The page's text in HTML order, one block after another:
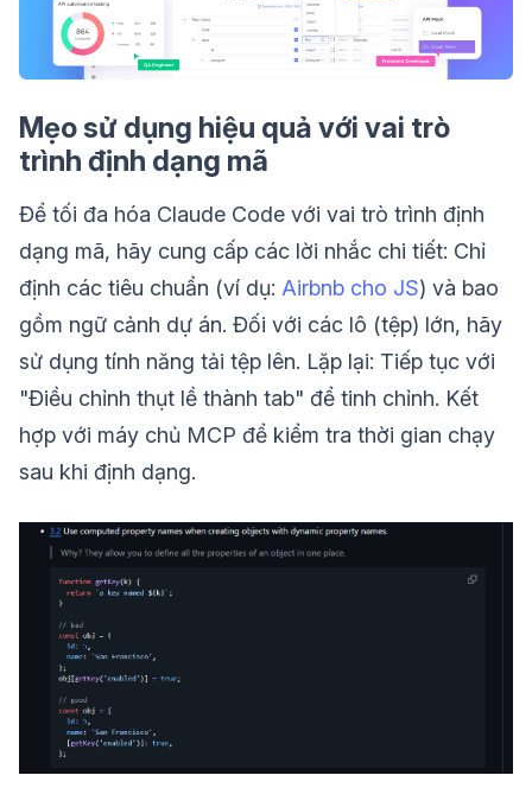
Mẹo sử dụng hiệu quả với vai trò
trình định dạng mã
Để tối đa hóa Claude Code với vai trò trình định
dạng mã, hãy cung cấp các lời nhắc chi tiết: Chỉ
định các tiêu chuẩn (ví dụ: Airbnb cho JS) và bao
gồm ngữ cảnh dự án. Đối với các lô (tệp) lớn, hãy
sử dụng tính năng tải tệp lên. Lặp lại: Tiếp tục với
"Điều chỉnh thụt lề thành tab" để tinh chỉnh. Kết
hợp với máy chủ MCP để kiểm tra thời gian chạy
sau khi định dạng.